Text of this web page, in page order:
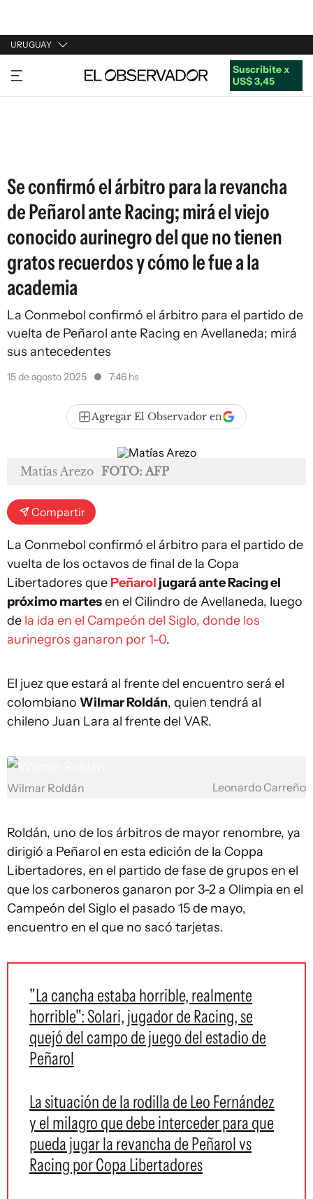
URUGUAY
URUGUAY
ARGENTINA
Suscribite x
US$ 3,45
Se confirmó el árbitro para la revancha
de Peñarol ante Racing; mirá el viejo
conocido aurinegro del que no tienen
gratos recuerdos y cómo le fue a la
academia
La Conmebol confirmó el árbitro para el partido de
vuelta de Peñarol ante Racing en Avellaneda; mirá
sus antecedentes
15 de agosto 2025 7:46 hs
Agregar El Observador en
Matías Arezo FOTO: AFP
Compartir
La Conmebol confirmó el árbitro para el partido de
vuelta de los octavos de final de la Copa
Libertadores que Peñarol jugará ante Racing el
próximo martesen el Cilindro de Avellaneda, luego
de la ida en el Campeón del Siglo, donde los
aurinegros ganaron por 1-0.
El juez que estará al frente del encuentro será el
colombiano Wilmar Roldán, quien tendrá al
chileno Juan Lara al frente del VAR.
Wilmar Roldán Leonardo Carreño
Roldán, uno de los árbitros de mayor renombre, ya
dirigió a Peñarol en esta edición de la Coppa
Libertadores, en el partido de fase de grupos en el
que los carboneros ganaron por 3-2 a Olimpia en el
Campeón del Siglo el pasado 15 de mayo,
encuentro en el que no sacó tarjetas.
"La cancha estaba horrible, realmente
horrible": Solari, jugador de Racing, se
quejó del campo de juego del estadio de
Peñarol
La situación de la rodilla de Leo Fernández
y el milagro que debe interceder para que
pueda jugar la revancha de Peñarol vs
Racing por Copa Libertadores